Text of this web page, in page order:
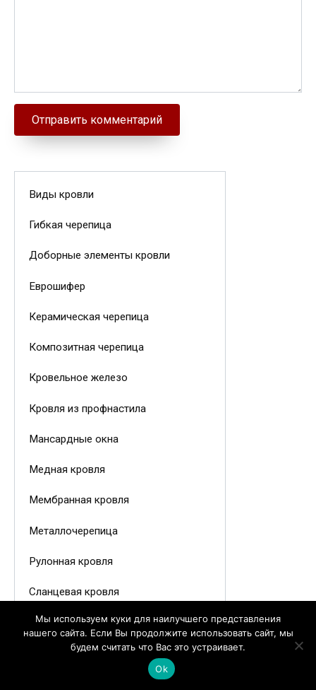
Виды кровли
Гибкая черепица
Доборные элементы кровли
Еврошифер
Керамическая черепица
Композитная черепица
Кровельное железо
Кровля из профнастила
Мансардные окна
Медная кровля
Мембранная кровля
Металлочерепица
Рулонная кровля
Сланцевая кровля
Советы и инструкции
Софиты для крыши
Мы используем куки для наилучшего представления
нашего сайта. Если Вы продолжите использовать сайт, мы
будем считать что Вас это устраивает.
Ok